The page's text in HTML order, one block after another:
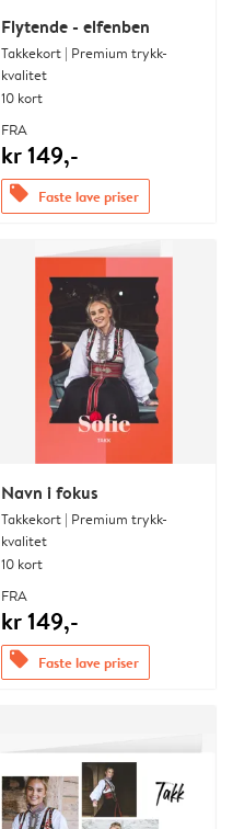
Flytende - elfenben
Takkekort | Premium trykk-
kvalitet
10 kort
FRA
kr 149,-
offers Faste lave priser
Navn i fokus
Takkekort | Premium trykk-
kvalitet
10 kort
FRA
kr 149,-
offers Faste lave priser